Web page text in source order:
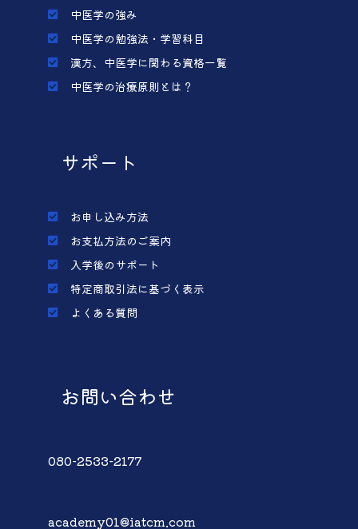
中医学の強み
中医学の勉強法・学習科目
漢方、中医学に関わる資格一覧
中医学の治療原則とは？
サポート
お申し込み方法
お支払方法のご案内
入学後のサポート
特定商取引法に基づく表示
よくある質問
お問い合わせ
080-2533-2177
academy01@iatcm.com